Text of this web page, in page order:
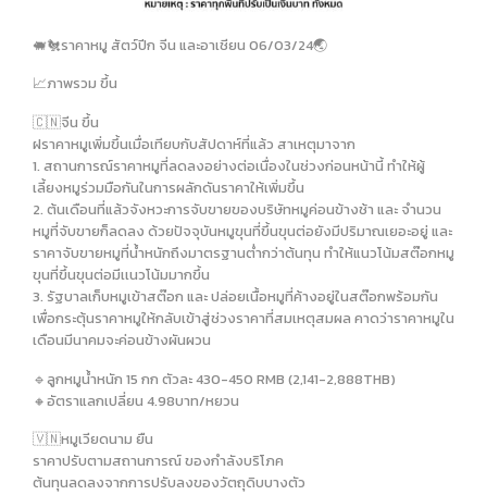
🐖🐔ราคาหมู สัตว์ปีก จีน และอาเชียน 06/03/24🌏
📈ภาพรวม ขึ้น
🇨🇳จีน ขึ้น
ฝราคาหมูเพิ่มขึ้นเมื่อเทียบกับสัปดาห์ที่แล้ว สาเหตุมาจาก
1. สถานการณ์ราคาหมูที่ลดลงอย่างต่อเนื่องในช่วงก่อนหน้านี้ ทำให้ผู้
เลี้ยงหมูร่วมมือกันในการผลักดันราคาให้เพิ่มขึ้น
2. ต้นเดือนที่แล้วจังหวะการจับขายของบริษัทหมูค่อนข้างช้า และ จำนวน
หมูที่จับขายก็ลดลง ด้วยปัจจุบันหมูขุนที่ขึ้นขุนต่อยังมีปริมาณเยอะอยู่ และ
ราคาจับขายหมูที่น้ำหนักถึงมาตรฐานต่ำกว่าต้นทุน ทำให้แนวโน้มสต๊อกหมู
ขุนที่ขึ้นขุนต่อมีเเนวโน้มมากขึ้น
3. รัฐบาลเก็บหมูเข้าสต๊อก และ ปล่อยเนื้อหมูที่ค้างอยู่ในสต๊อกพร้อมกัน
เพื่อกระตุ้นราคาหมูให้กลับเข้าสู่ช่วงราคาที่สมเหตุสมผล คาดว่าราคาหมูใน
เดือนมีนาคมจะค่อนข้างผันผวน
🔹️ลูกหมูน้ำหนัก 15 กก ตัวละ 430-450 RMB (2,141-2,888THB)
🔸️อัตราแลกเปลี่ยน 4.98บาท/หยวน
🇻🇳หมูเวียดนาม ยืน
ราคาปรับตามสถานการณ์ ของกำลังบริโภค
ต้นทุนลดลงจากการปรับลงของวัตถุดิบบางตัว